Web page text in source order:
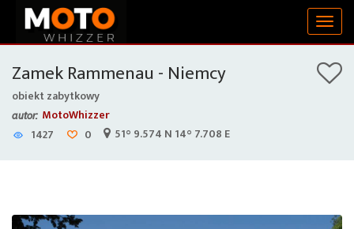
Zamek Rammenau - Niemcy
obiekt zabytkowy
autor: MotoWhizzer
1427
0 51° 9.574 N 14° 7.708 E